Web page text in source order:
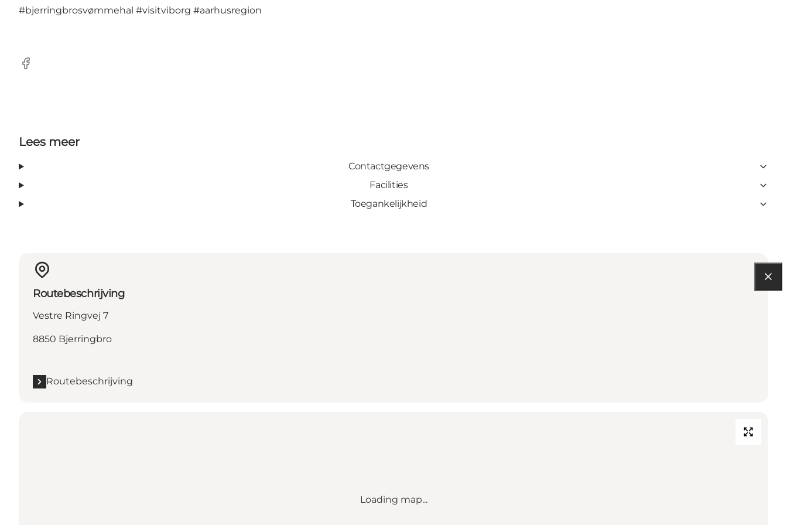
#bjerringbrosvømmehal #visitviborg #aarhusregion
Facebook
Lees meer
Contactgegevens
Facilities
Toegankelijkheid
Routebeschrijving
Vestre Ringvej 7
8850 Bjerringbro
Routebeschrijving
Loading map...